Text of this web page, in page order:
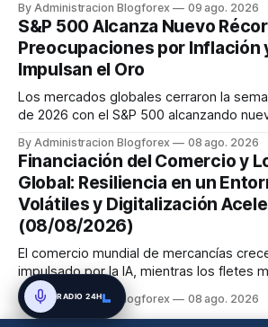
también se inclina hacia una subida de
El Banco de Inglaterra mantiene su tasa,
dividido ...
By Administracion Blogforex 09 ago. 2026
S&P 500 Alcanza Nuevo
Preocupaciones por Inflación
Impulsan el Oro
Los mercados globales cerraron la
de 2026 con el S&P 500 alcanzando
renta fija vio una caída en los
EE. UU. tras un informe de empleo más
mantuvo al ...
By Administracion Blogforex 08 ago. 2026
Financiación del Comercio y
Global: Resiliencia en un
Volátiles y Digitalización
(08/08/2026)
El comercio mundial de mercancías
impulsado por la IA, mientras los fletes
mantienen su volatilidad y precios
disrupciones geopolíticas y congestión.
By Administracion Blogforex 08 ago. 2026
RADIO 24H